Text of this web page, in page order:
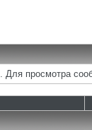
. Для просмотра